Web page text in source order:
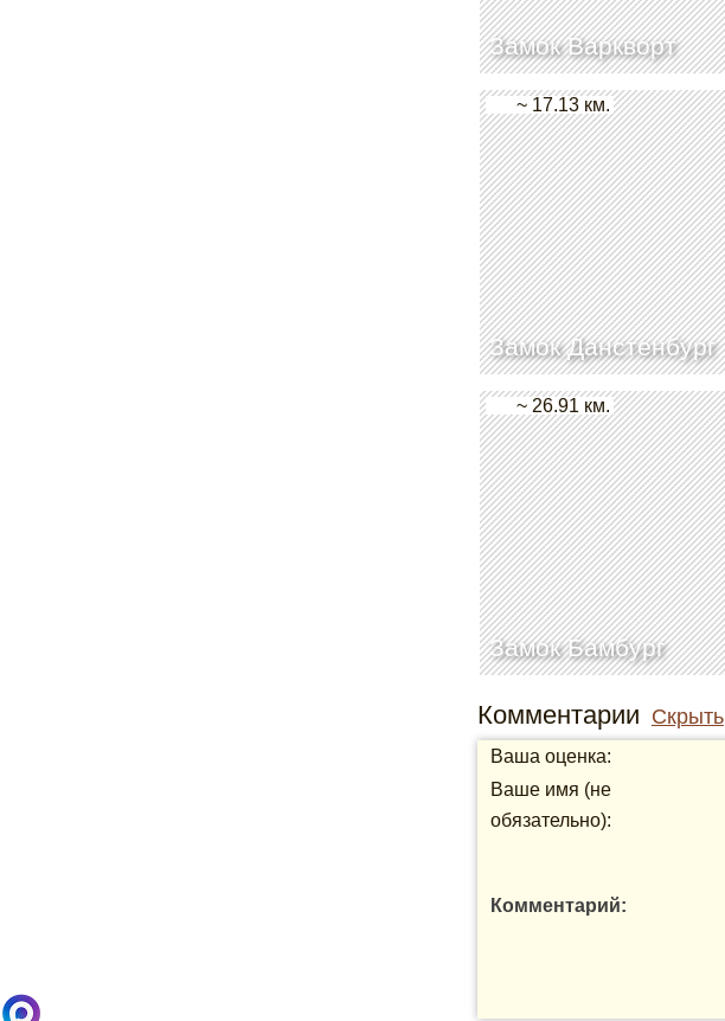
Замок Варкворт
Замок Данстенбург
~ 17.13 км.
Замок Бамбург
~ 26.91 км.
Комментарии Скрыть
Ваша оценка:
Ваше имя (не
обязательно):
Комментарий: